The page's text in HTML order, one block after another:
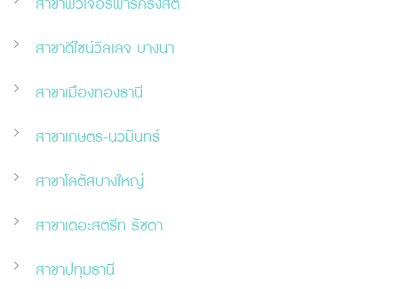
สาขาฟิวเจอร์พาร์ครังสิต
สาขาดีไซน์วิลเลจ บางนา
สาขาเมืองทองธานี
สาขาเกษตร-นวมินทร์
สาขาโลตัสบางใหญ่
สาขาเดอะสตรีท รัชดา
สาขาปทุมธานี